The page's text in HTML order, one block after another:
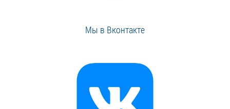
Мы в Вконтакте